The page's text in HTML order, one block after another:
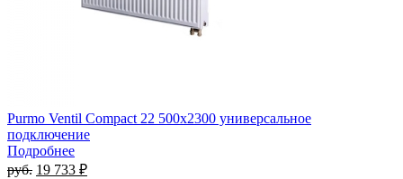
Purmo Ventil Compact 22 500х2300 универсальное
подключение
Подробнее
руб. 19 733 ₽